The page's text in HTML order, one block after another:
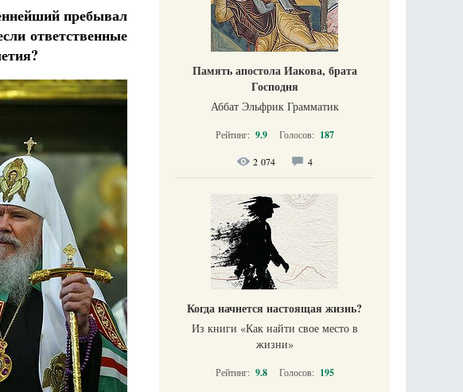
пребывал
ответственные
Память апостола Иакова, брата
Господня
Аббат Эльфрик Грамматик
Рейтинг: 9.9 Голосов: 187
2 074 4
Когда начнется настоящая жизнь?
Из книги «Как найти свое место в
жизни​»
Рейтинг: 9.8 Голосов: 195